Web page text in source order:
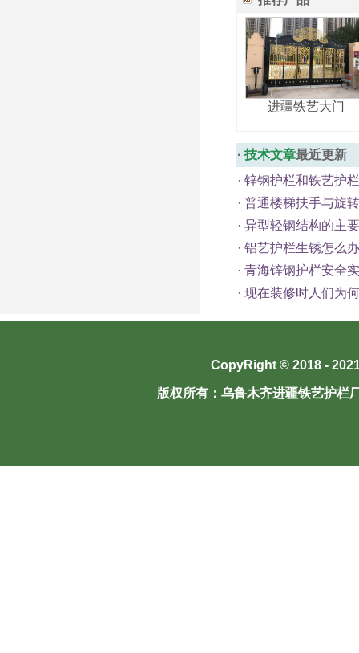
进疆铁艺大门
· 技术文章最近更新
· 锌钢护栏和铁艺护
· 普通楼梯扶手与旋
· 异型轻钢结构的主
· 铝艺护栏生锈怎么
· 青海锌钢护栏安全
· 现在装修时人们为
CopyRight © 2018 -
版权所有： 乌鲁木齐进疆铁艺护栏